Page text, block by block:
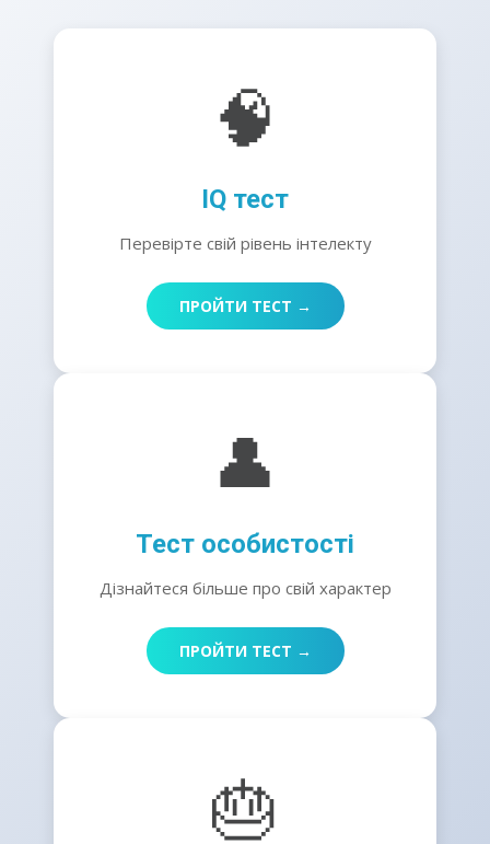
🧠
IQ тест
Перевірте свій рівень інтелекту
ПРОЙТИ ТЕСТ →
👤
Тест особистості
Дізнайтеся більше про свій характер
ПРОЙТИ ТЕСТ →
🎂